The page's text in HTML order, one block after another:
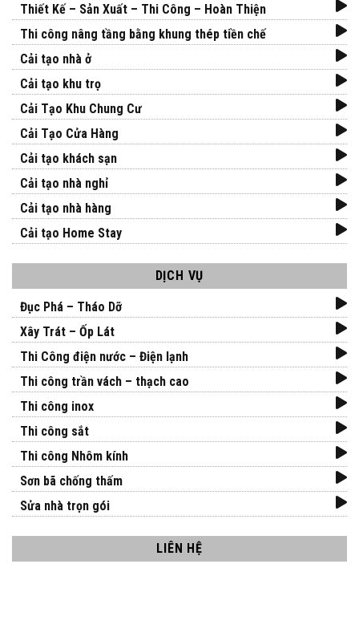
Thiết Kế – Sản Xuất – Thi Công – Hoàn Thiện
Thi công nâng tầng bằng khung thép tiền chế
Cải tạo nhà ở
Cải tạo khu trọ
Cải Tạo Khu Chung Cư
Cải Tạo Cửa Hàng
Cải tạo khách sạn
Cải tạo nhà nghỉ
Cải tạo nhà hàng
Cải tạo Home Stay
DỊCH VỤ
Đục Phá – Tháo Dỡ
Xây Trát – Ốp Lát
Thi Công điện nước – Điện lạnh
Thi công trần vách – thạch cao
Thi công inox
Thi công sắt
Thi công Nhôm kính
Sơn bã chống thấm
Sửa nhà trọn gói
LIÊN HỆ